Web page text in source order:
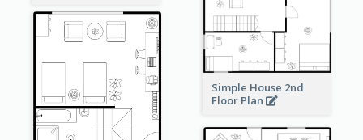
Simple House 2nd
Floor Plan